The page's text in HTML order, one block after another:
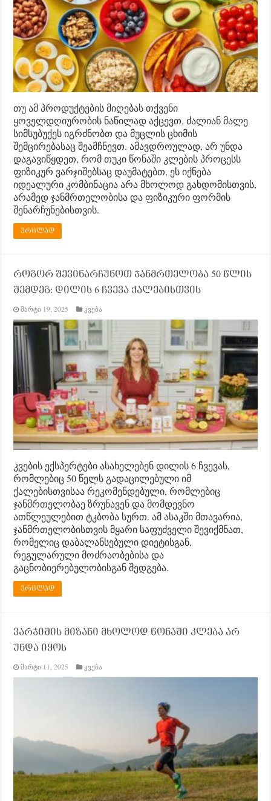
თუ ამ პროდუქტების მიღებას თქვენი
ყოველდღიურობის ნაწილად აქცევთ, ძალიან მალე
სიმსუბუქეს იგრძნობთ და მუცლის ცხიმის
შემცირებასაც შეამჩნევთ. ამავდროულად, არ უნდა
დაგავიწყდეთ, რომ თუკი წონაში კლების პროცესს
ფიზიკურ ვარჯიშებსაც დაუმატებთ, ეს იქნება
იდეალური კომბინაცია არა მხოლოდ გახდომისთვის,
არამედ ჯანმრთელობისა და ფიზიკური ფორმის
შენარჩუნებისთვის.
ვრცლად
როგორ შევინარჩუნოთ ჯანმრთელობა 50 წლის
შემდეგ: დილის 6 ჩვევა ქალებისთვის
მარტი 19, 2025 კვება
კვების ექსპერტები ასახელებენ დილის 6 ჩვევას,
რომლებიც 50 წელს გადაცილებული იმ
ქალებისთვისაა რეკომენდებული, რომლებიც
ჯანმრთელობაე ზრუნავენ და მომდევნო
ათწლეულებით ტკბობა სურთ. ამ ასაკში მთავარია,
ჯანმრთელობისთვის მყარი საფუძველი შევიქმნათ,
რომელიც დაბალანსებული დიეტისგან,
რეგულარული მოძრაობებისა და
გაცნობიერებულობისგან შედგება.
ვრცლად
ვარჯიშის მიზანი მხოლოდ წონაში კლება არ
უნდა იყოს
მარტი 11, 2025 კვება